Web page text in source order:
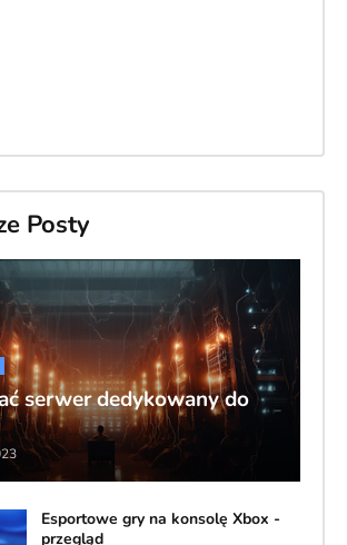
Posty
serwer dedykowany do
Esportowe gry na konsolę Xbox -
przegląd